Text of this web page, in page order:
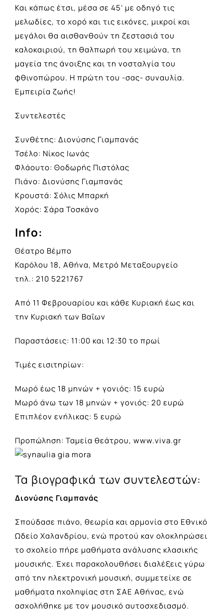
Και κάπως έτσι, μέσα σε 45’ με οδηγό τις
μελωδίες, το χορό και τις εικόνες, μικροί και
μεγάλοι θα αισθανθούν τη ζεστασιά του
καλοκαιριού, τη θαλπωρή του χειμώνα, τη
μαγεία της άνοιξης και τη νοσταλγία του
φθινοπώρου. Η πρώτη του -σας- συναυλία.
Εμπειρία ζωής!
Συντελεστές
Συνθέτης: Διονύσης Γιαμπανάς
Τσέλο: Νίκος Ιωνάς
Φλάουτο: Θοδωρής Πιστόλας
Πιάνο: Διονύσης Γιαμπανάς
Κρουστά: Σόλις Μπαρκή
Χορός: Σάρα Τοσκάνο
Info:
Θέατρο Βέμπο
Καρόλου 18, Αθήνα, Μετρό Μεταξουργείο
τηλ.: 210 5221767
Από 11 Φεβρουαρίου και κάθε Κυριακή έως και
την Κυριακή των Βαΐων
Παραστάσεις: 11:00 και 12:30 το πρωί
Τιμές εισιτηρίων:
Μωρό έως 18 μηνών + γονιός: 15 ευρώ
Μωρό άνω των 18 μηνών + γονιός: 20 ευρώ
Επιπλέον ενήλικας: 5 ευρώ
Προπώληση: Ταμεία θεάτρου, www.viva.gr
Τα βιογραφικά των συντελεστών:
Διονύσης Γιαμπανάς
Σπούδασε πιάνο, θεωρία και αρμονία στο Εθνικό
Ωδείο Χαλανδρίου, ενώ προτού καν ολοκληρώσει
το σχολείο πήρε μαθήματα ανάλυσης κλασικής
μουσικής. Έχει παρακολουθήσει διαλέξεις γύρω
από την ηλεκτρονική μουσική, συμμετείχε σε
μαθήματα ηχοληψίας στη ΣΑΕ Αθήνας, ενώ
ασχολήθηκε με τον μουσικό αυτοσχεδιασμό.